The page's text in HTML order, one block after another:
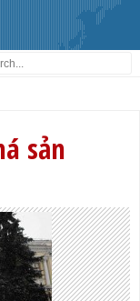
sản